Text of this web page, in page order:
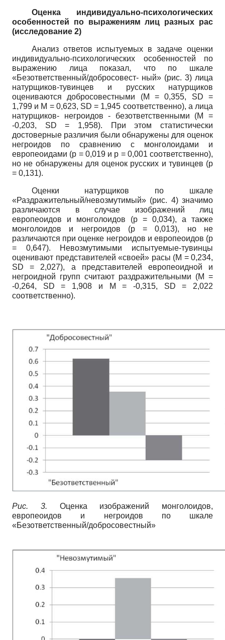
Оценка индивидуально-психологических
особенностей по выражениям лиц разных рас
(исследование 2)
Анализ ответов испытуемых в задаче оценки
индивидуально-психологических особенностей по
выражению лица показал, что по шкале
«Безответственный/добросовест- ный» (рис. 3) лица
натурщиков-тувинцев и русских натурщиков
оцениваются добросовестными (М = 0,355, SD=
1,799 и M = 0,623, SD= 1,945 соответственно), а лица
натурщиков- негроидов - безответственными (М =
-0,203, SD= 1,958). При этом статистически
достоверные различия были обнаружены для оценок
негроидов по сравнению с монголоидами и
европеоидами (p = 0,019 и p = 0,001 соответственно),
но не обнаружены для оценок русских и тувинцев (p
= 0,131).
Оценки натурщиков по шкале
«Раздражительный/невозмутимый» (рис. 4) значимо
различаются в случае изображений лиц
европеоидов и монголоидов (p = 0,034), а также
монголоидов и негроидов (p= 0,013), но не
различаются при оценке негроидов и европео­идов (p
= 0,647). Невозмутимыми испытуемые-тувинцы
оценивают представителей «своей» расы (M = 0,234,
SD= 2,027), а представителей европеоидной и
негроидной групп считают раздражительными (M =
-0,264, SD= 1,908 и M= -0,315, SD= 2,022
соответственно).
Рис. 3. Оценка изображений монголоидов,
европеоидов и негроидов по шкале
«Безответственный/добросовестный»